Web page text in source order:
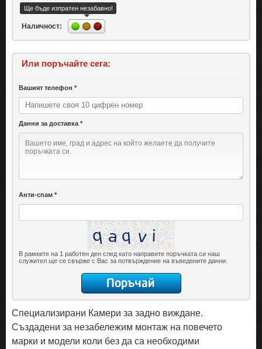
Наличност:
Ще бъде изпратен незабавно!
Или поръчайте сега:
Вашият телефон *
Данни за доставка *
Анти-спам *
В рамките на 1 работен ден след като направите поръчката си наш
служител ще се свърже с Вас за потвърждение на въведените данни.
Специализирани Камери за задно виждане.
Създадени за незабележим монтаж на повечето
марки и модели коли без да са необходими